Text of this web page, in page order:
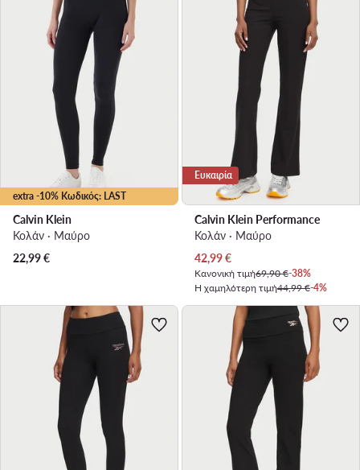
extra -10% Κωδικός: LAST
Calvin Klein
Κολάν · Μαύρο
22,99€
Ευκαιρία
Calvin Klein Performance
Κολάν · Μαύρο
Τρέχουσα τιμή
42,99€
Κανονική τιμή69,90 €-38%
Η χαμηλότερη τιμή44,99 €-4%